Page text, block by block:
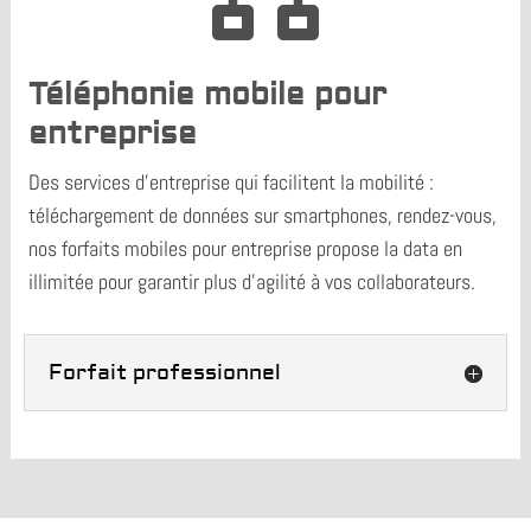
Téléphonie mobile pour
entreprise
Des services d’entreprise qui facilitent la mobilité :
téléchargement de données sur smartphones, rendez-vous,
nos forfaits mobiles pour entreprise propose la data en
illimitée pour garantir plus d’agilité à vos collaborateurs.
Forfait professionnel